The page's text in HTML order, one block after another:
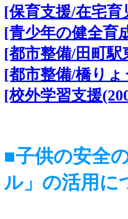
[保育支援/在宅育
[青少年の健全育
[都市整備/田町駅
[都市整備/橋りょ
[校外学習支援
■子供の安全
ル」の活用に